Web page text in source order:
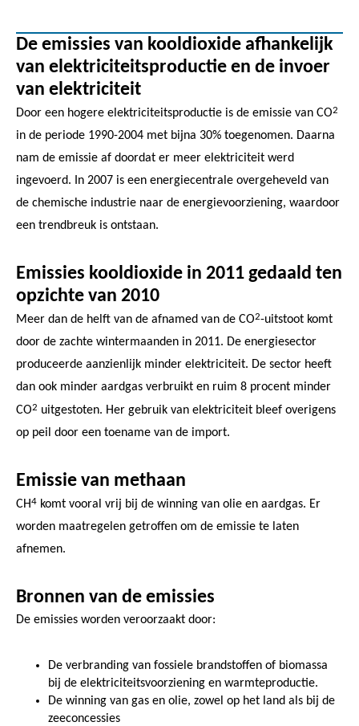
De emissies van kooldioxide afhankelijk
van elektriciteitsproductie en de invoer
van elektriciteit
Door een hogere elektriciteitsproductie is de emissie van CO2
in de periode 1990-2004 met bijna 30% toegenomen. Daarna
nam de emissie af doordat er meer elektriciteit werd
ingevoerd. In 2007 is een energiecentrale overgeheveld van
de chemische industrie naar de energievoorziening, waardoor
een trendbreuk is ontstaan.
Emissies kooldioxide in 2011 gedaald ten
opzichte van 2010
Meer dan de helft van de afnamed van de CO2-uitstoot komt
door de zachte wintermaanden in 2011. De energiesector
produceerde aanzienlijk minder elektriciteit. De sector heeft
dan ook minder aardgas verbruikt en ruim 8 procent minder
CO2 uitgestoten. Her gebruik van elektriciteit bleef overigens
op peil door een toename van de import.
Emissie van methaan
CH4 komt vooral vrij bij de winning van olie en aardgas. Er
worden maatregelen getroffen om de emissie te laten
afnemen.
Bronnen van de emissies
De emissies worden veroorzaakt door:
De verbranding van fossiele brandstoffen of biomassa
bij de elektriciteitsvoorziening en warmteproductie.
De winning van gas en olie, zowel op het land als bij de
zeeconcessies